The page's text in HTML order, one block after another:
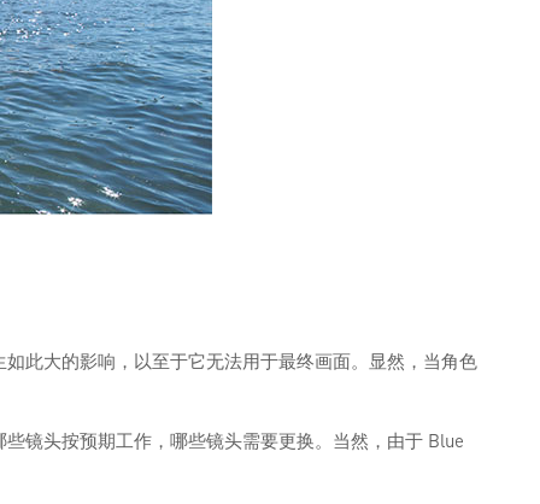
此大的影响，以至于它无法用于最终画面。显然，当角色
镜头按预期工作，哪些镜头需要更换。当然，由于 Blue